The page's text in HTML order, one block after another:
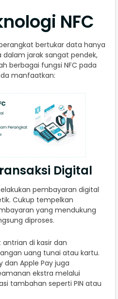
NFC
bertukar data hanya
jarak sangat pendek,
berbagai fungsi NFC pada
manfaatkan:
Digital
pembayaran digital
Cukup tempelkan
yang mendukung
diproses.
di kasir dan
uang tunai atau kartu.
dan Apple Pay juga
ekstra melalui
tambahan seperti PIN atau